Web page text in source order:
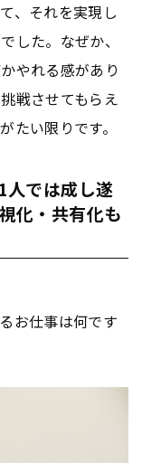
、それを実現し
した。なぜか、
やれる感があり
戦させてもらえ
たい限りです。
人では成し遂
化・共有化も
お仕事は何です